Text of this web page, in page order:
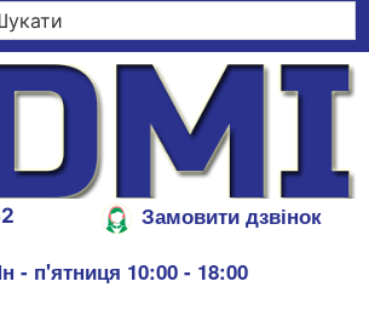
Замовити дзвінок
- п'ятниця 10:00 - 18:00